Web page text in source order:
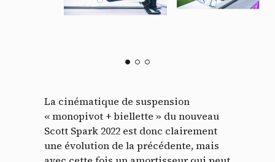
La cinématique de suspension
« monopivot + biellette » du nouveau
Scott Spark 2022 est donc clairement
une évolution de la précédente, mais